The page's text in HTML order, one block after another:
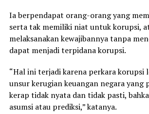
Ia berpendapat orang-orang yang
serta tak memiliki niat untuk korupsi,
melaksanakan kewajibannya tanpa
dapat menjadi terpidana korupsi.
“Hal ini terjadi karena perkara korupsi
unsur kerugian keuangan negara yang
kerap tidak nyata dan tidak pasti,
asumsi atau prediksi,” katanya.